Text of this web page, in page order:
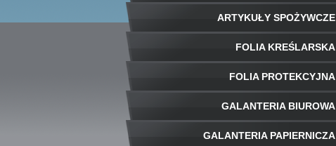
ARTYKUŁY SPOŻYWCZE
FOLIA KREŚLARSKA
FOLIA PROTEKCYJNA
GALANTERIA BIUROWA
GALANTERIA PAPIERNICZA